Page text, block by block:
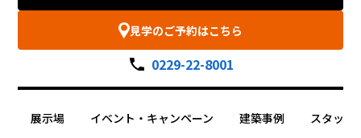
見学のご予約はこちら
0229-22-8001
展示場 イベント・キャンペーン 建築事例 スタッフ